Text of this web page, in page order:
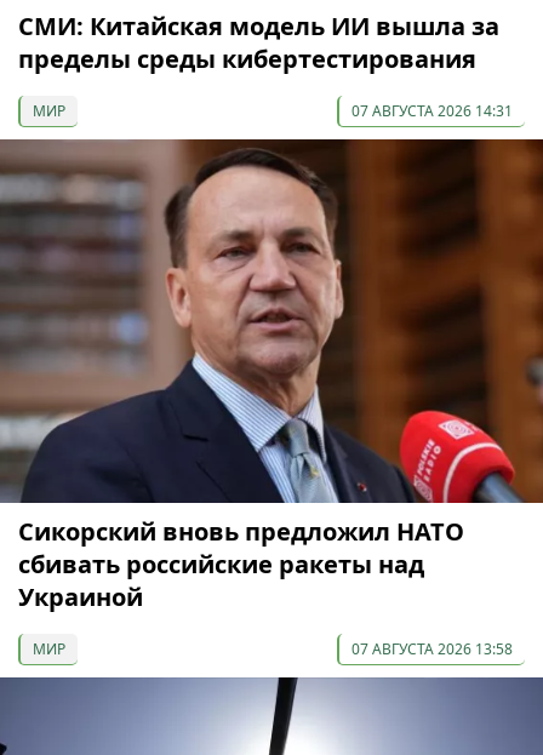
СМИ: Китайская модель ИИ вышла за
пределы среды кибертестирования
МИР 07 АВГУСТА 2026 14:31
Сикорский вновь предложил НАТО
сбивать российские ракеты над
Украиной
МИР 07 АВГУСТА 2026 13:58